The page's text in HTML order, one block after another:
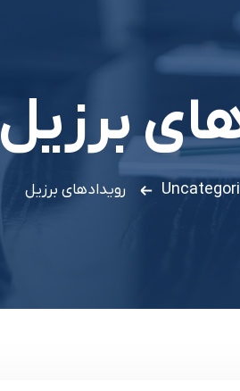
رویدادهای برزیل